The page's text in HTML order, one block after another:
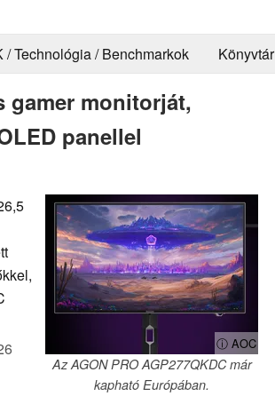
/ Technológia / Benchmarkok Könyvtár
gamer monitorját,
panellel
ⓘ AOC
Az AGON PRO AGP277QKDC már
kapható Európában.